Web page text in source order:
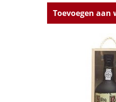
Toevoegen aan